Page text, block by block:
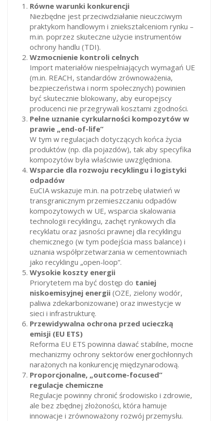
Równe warunki konkurencji
Niezbędne jest przeciwdziałanie nieuczciwym
praktykom handlowym i zniekształceniom rynku –
m.in. poprzez skuteczne użycie instrumentów
ochrony handlu (TDI).
Wzmocnienie kontroli celnych
Import materiałów niespełniających wymagań UE
(m.in. REACH, standardów zrównoważenia,
bezpieczeństwa i norm społecznych) powinien
być skutecznie blokowany, aby europejscy
producenci nie przegrywali kosztami zgodności.
Pełne uznanie cyrkularności kompozytów w
prawie „end-of-life”
W tym w regulacjach dotyczących końca życia
produktów (np. dla pojazdów), tak aby specyfika
kompozytów była właściwie uwzględniona.
Wsparcie dla rozwoju recyklingu i logistyki
odpadów
EuCIA wskazuje m.in. na potrzebę ułatwień w
transgranicznym przemieszczaniu odpadów
kompozytowych w UE, wsparcia skalowania
technologii recyklingu, zachęt rynkowych dla
recyklatu oraz jasności prawnej dla recyklingu
chemicznego (w tym podejścia mass balance) i
uznania współprzetwarzania w cementowniach
jako recyklingu „open-loop”.
Wysokie koszty energii
Priorytetem ma być dostęp do taniej
niskoemisyjnej energii (OZE, zielony wodór,
paliwa zdekarbonizowane) oraz inwestycje w
sieci i infrastrukturę.
Przewidywalna ochrona przed ucieczką
emisji (EU ETS)
Reforma EU ETS powinna dawać stabilne, mocne
mechanizmy ochrony sektorów energochłonnych
narażonych na konkurencję międzynarodową.
Proporcjonalne, „outcome-focused”
regulacje chemiczne
Regulacje powinny chronić środowisko i zdrowie,
ale bez zbędnej złożoności, która hamuje
innowacje i zrównoważony rozwój przemysłu.